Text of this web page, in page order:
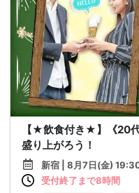
【★飲食付き★】《20
盛り上がろう！
新宿 | 8月7日(金)
受付終了まで8時間